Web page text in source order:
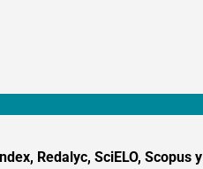
Redalyc, SciELO, Scopus